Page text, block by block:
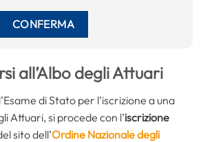
all’Albo degli Attuari
di Stato per l’iscrizione a una
Attuari, si procede con l’iscrizione
sito dell’Ordine Nazionale degli